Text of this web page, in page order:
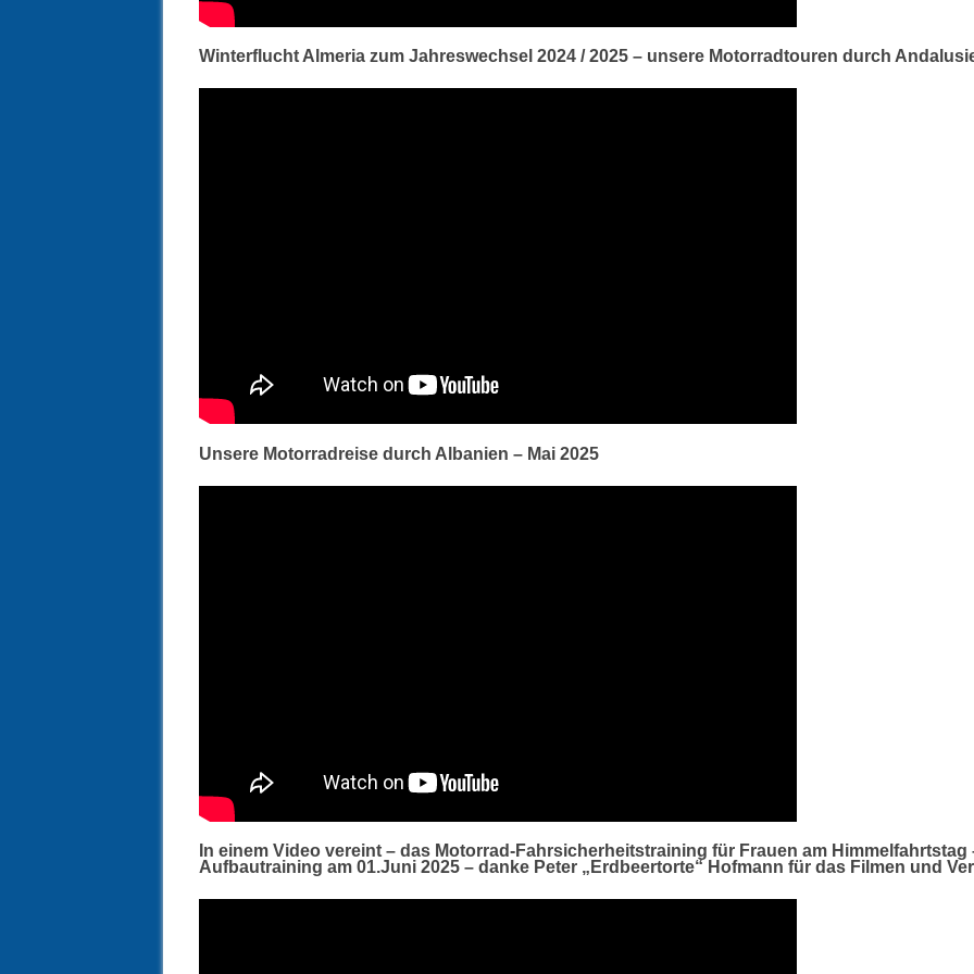
Winterflucht Almeria zum Jahreswechsel 2024 / 2025 – unsere Motorradtouren durch
Unsere Motorradreise durch Albanien – Mai 2025
In einem Video vereint – das Motorrad-Fahrsicherheitstraining für Frauen am Himmelfahrtstag
Aufbautraining am 01.Juni 2025 – danke Peter „Erdbeertorte“ Hofmann für das Filmen und